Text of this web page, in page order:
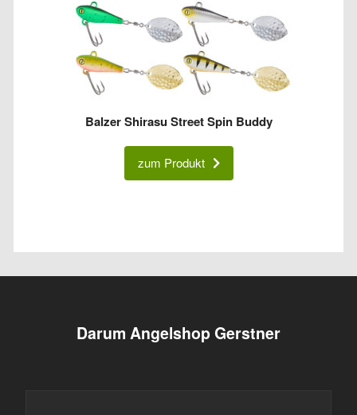
Balzer Shirasu Street Spin Buddy
zum Produkt
Darum Angelshop Gerstner